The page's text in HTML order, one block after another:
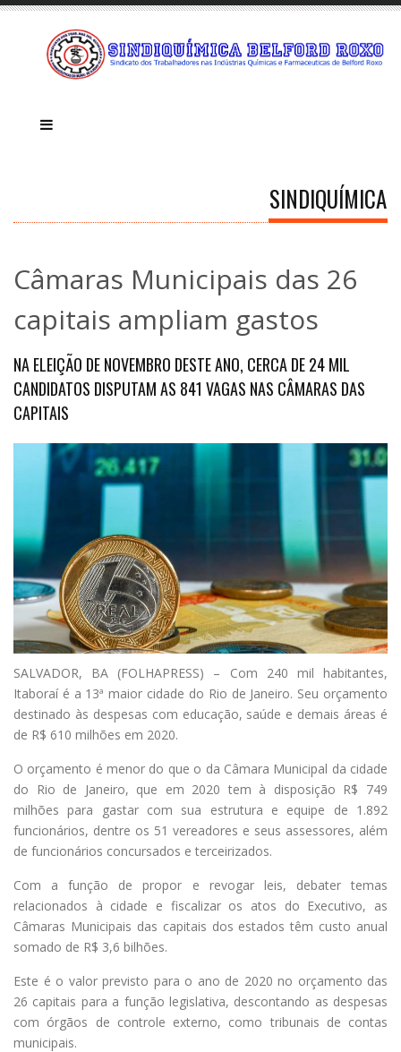
SINDIQUÍMICA
Câmaras Municipais das 26
capitais ampliam gastos
NA ELEIÇÃO DE NOVEMBRO DESTE ANO, CERCA DE 24 MIL
CANDIDATOS DISPUTAM AS 841 VAGAS NAS CÂMARAS DAS
CAPITAIS
SALVADOR, BA (FOLHAPRESS) – Com 240 mil habitantes,
Itaboraí é a 13ª maior cidade do Rio de Janeiro. Seu orçamento
destinado às despesas com educação, saúde e demais áreas é
de R$ 610 milhões em 2020.
O orçamento é menor do que o da Câmara Municipal da cidade
do Rio de Janeiro, que em 2020 tem à disposição R$ 749
milhões para gastar com sua estrutura e equipe de 1.892
funcionários, dentre os 51 vereadores e seus assessores, além
de funcionários concursados e terceirizados.
Com a função de propor e revogar leis, debater temas
relacionados à cidade e fiscalizar os atos do Executivo, as
Câmaras Municipais das capitais dos estados têm custo anual
somado de R$ 3,6 bilhões.
Este é o valor previsto para o ano de 2020 no orçamento das
26 capitais para a função legislativa, descontando as despesas
com órgãos de controle externo, como tribunais de contas
municipais.